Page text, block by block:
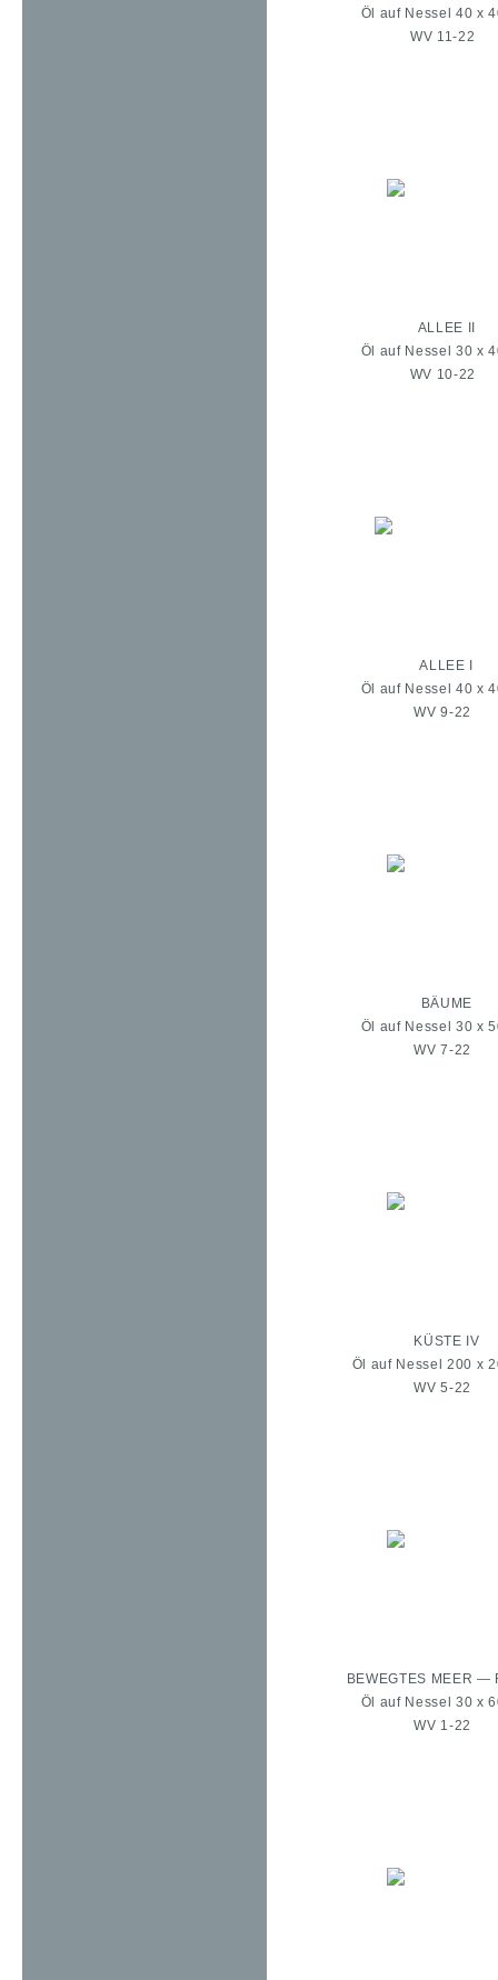
Öl auf Nessel 40 x
WV 11-22
ALLEE II
Öl auf Nessel 30 x
WV 10-22
ALLEE I
Öl auf Nessel 40 x
WV 9-22
BÄUME
Öl auf Nessel 30 x
WV 7-22
KÜSTE IV
Öl auf Nessel 200 x
WV 5-22
BEWEGTES MEER —
Öl auf Nessel 30 x
WV 1-22